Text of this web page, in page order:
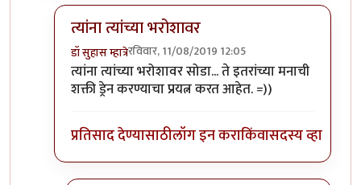
त्यांना त्यांच्या भरोशावर
डॉ सुहास म्हात्रेरविवार, 11/08/2019 12:05
In reply toएकदा गोळ्या घेतल्या आहेत ? काय बोलता ?
त्यांना त्यांच्या भरोशावर सोडा... ते इतरांच्या मनाची
शक्ती ड्रेन करण्याचा प्रयत्न करत आहेत. =))
प्रतिसाद देण्यासाठीलॉग इन कराकिंवासदस्य व्हा